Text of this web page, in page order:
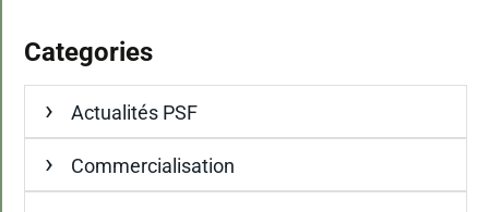
Categories
Actualités PSF
Commercialisation